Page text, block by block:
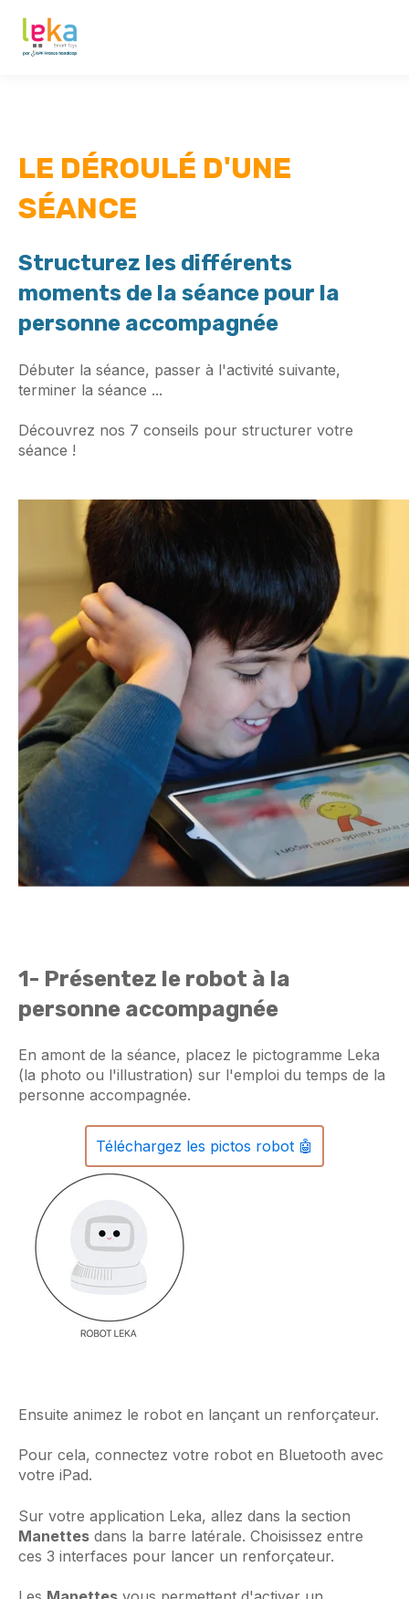
LE DÉROULÉ D'UNE
SÉANCE
Structurez les différents
moments de la séance pour la
personne accompagnée
Débuter la séance, passer à l'activité suivante,
terminer la séance ...
Découvrez nos 7 conseils pour structurer votre
séance !
1- Présentez le robot à la
personne accompagnée
En amont de la séance, placez le pictogramme Leka
(la photo ou l'illustration) sur l'emploi du temps de la
personne accompagnée.
Téléchargez les pictos robot 🤖
Ensuite animez le robot en lançant un renforçateur.
Pour cela, connectez votre robot en Bluetooth avec
votre iPad.
Sur votre application Leka, allez dans la section
Manettes dans la barre latérale. Choisissez entre
ces 3 interfaces pour lancer un renforçateur.